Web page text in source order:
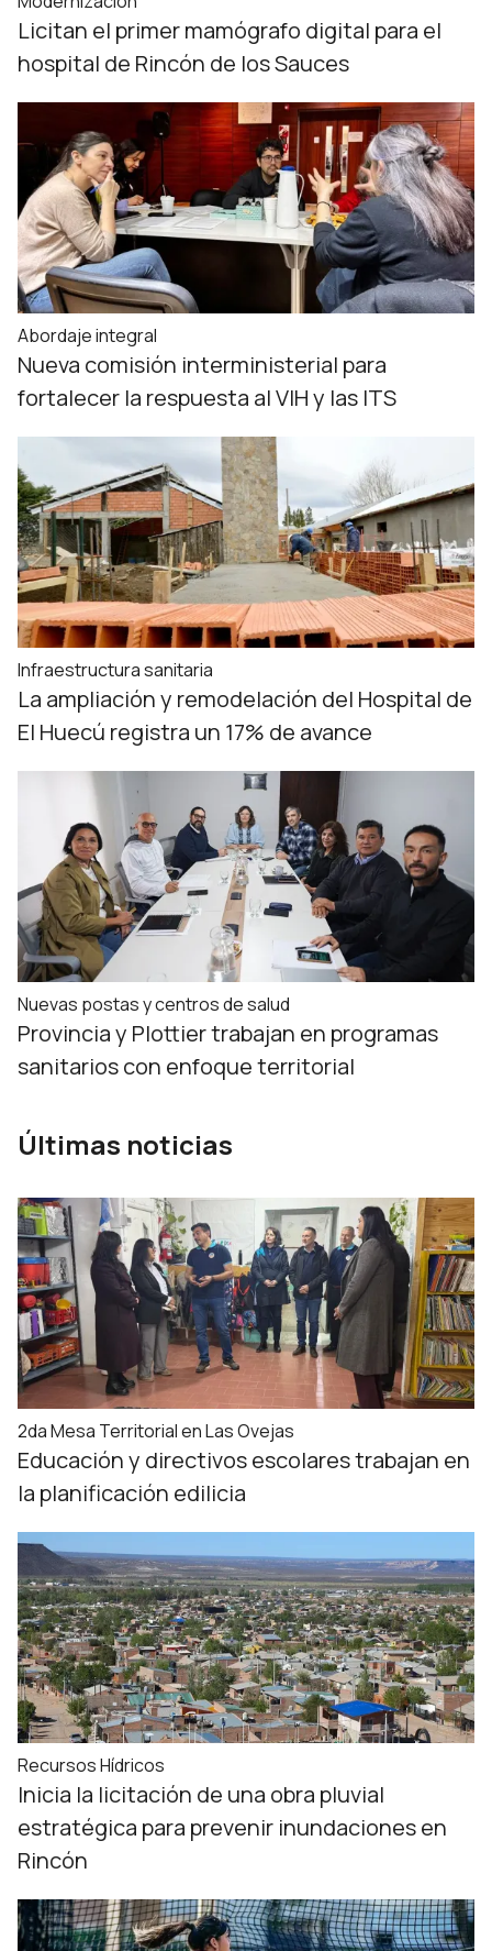
Licitan el primer mamógrafo digital para el
hospital de Rincón de los Sauces
Abordaje integral
Nueva comisión interministerial para
fortalecer la respuesta al VIH y las ITS
Infraestructura sanitaria
La ampliación y remodelación del Hospital de
El Huecú registra un 17% de avance
Nuevas postas y centros de salud
Provincia y Plottier trabajan en programas
sanitarios con enfoque territorial
Últimas noticias
2da Mesa Territorial en Las Ovejas
Educación y directivos escolares trabajan en
la planificación edilicia
Recursos Hídricos
Inicia la licitación de una obra pluvial
estratégica para prevenir inundaciones en
Rincón